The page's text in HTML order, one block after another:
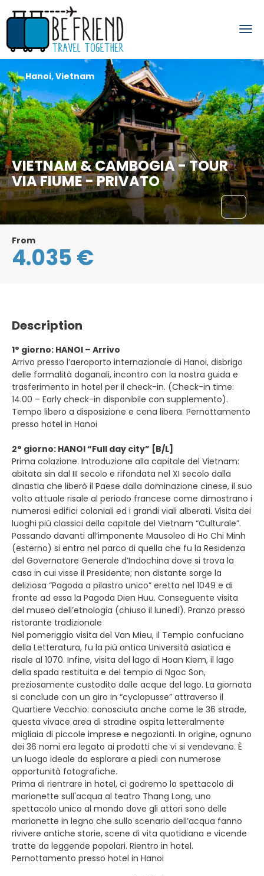
VIETNAM & CAMBOGIA - TOUR
VIA FIUME - PRIVATO
Hanoi, Vietnam
From
4.035 €
Description
1° giorno: HANOI – Arrivo
Arrivo presso l’aeroporto internazionale di Hanoi, disbrigo
delle formalità doganali, incontro con la nostra guida e
trasferimento in hotel per il check-in. (Check-in time:
14.00 – Early check-in disponibile con supplemento).
Tempo libero a disposizione e cena libera. Pernottamento
presso hotel in Hanoi
2° giorno: HANOI “Full day city” [B/L]
Prima colazione. Introduzione alla capitale del Vietnam:
abitata sin dal III secolo e rifondata nel XI secolo dalla
dinastia che liberò il Paese dalla dominazione cinese, il suo
volto attuale risale al periodo francese come dimostrano i
numerosi edifici coloniali ed i grandi viali alberati. Visita dei
luoghi piú classici della capitale del Vietnam “Culturale”.
Passando davanti all’imponente Mausoleo di Ho Chi Minh
(esterno) si entra nel parco di quella che fu la Residenza
del Governatore Generale d’Indochina dove si trova la
casa in cui visse il Presidente; non distante sorge la
deliziosa “Pagoda a pilastro unico” eretta nel 1049 e di
fronte ad essa la Pagoda Dien Huu. Conseguente visita
del museo dell’etnologia (chiuso il lunedì). Pranzo presso
ristorante tradizionale
Nel pomeriggio visita del Van Mieu, il Tempio confuciano
della Letteratura, fu la più antica Università asiatica e
risale al 1070. Infine, visita del lago di Hoan Kiem, il lago
della spada restituita e del tempio di Ngoc Son,
preziosamente custodito dalle acque del lago. La giornata
si conclude con un giro in “cyclopusse” attraverso il
Quartiere Vecchio: conosciuta anche come le 36 strade,
questa vivace area di stradine ospita letteralmente
migliaia di piccole imprese e negozianti. In origine, ognuno
dei 36 nomi era legato ai prodotti che vi si vendevano. È
un luogo ideale da esplorare a piedi con numerose
opportunità fotografiche.
Prima di rientrare in hotel, ci godremo lo spettacolo di
marionette sull'acqua al teatro Thang Long, uno
spettacolo unico al mondo dove gli attori sono delle
marionette in legno che sullo scenario dell’acqua fanno
rivivere antiche storie, scene di vita quotidiana e vicende
tratte da leggende popolari. Rientro in hotel.
Pernottamento presso hotel in Hanoi